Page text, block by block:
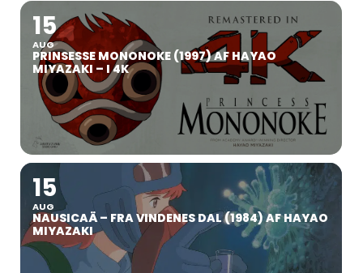
15
AUG
PRINSESSE MONONOKE (1997) AF HAYAO
MIYAZAKI – I 4K
15
AUG
NAUSICAÄ – FRA VINDENES DAL (1984) AF HAYAO
MIYAZAKI